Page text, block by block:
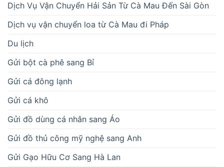
Dịch Vụ Vận Chuyển Hải Sản Từ Cà Mau Đến Sài Gòn
Dịch vụ vận chuyển loa từ Cà Mau đi Pháp
Du lịch
Gửi bột cà phê sang Bỉ
Gửi cá đông lạnh
Gửi cá khô
Gửi đồ dùng cá nhân sang Áo
Gửi đồ thủ công mỹ nghệ sang Anh
Gửi Gạo Hữu Cơ Sang Hà Lan